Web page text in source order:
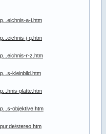
a-i.htm
j-q.htm
r-z.htm
kleinbild.htm
platte.htm
objektive.htm
stereo.htm